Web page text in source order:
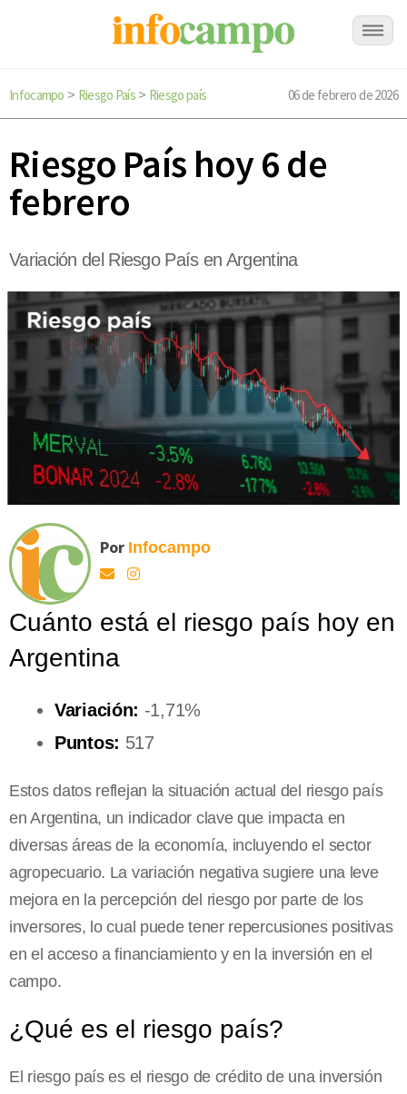
Infocampo > Riesgo País> Riesgo país 06 de febrero de 2026
Riesgo País hoy 6 de
febrero
Variación del Riesgo País en Argentina
Por Infocampo
Cuánto está el riesgo país hoy en
Argentina
Variación: -1,71%
Puntos: 517
Estos datos reflejan la situación actual del riesgo país
en Argentina, un indicador clave que impacta en
diversas áreas de la economía, incluyendo el sector
agropecuario. La variación negativa sugiere una leve
mejora en la percepción del riesgo por parte de los
inversores, lo cual puede tener repercusiones positivas
en el acceso a financiamiento y en la inversión en el
campo.
¿Qué es el riesgo país?
El riesgo país es el riesgo de crédito de una inversión